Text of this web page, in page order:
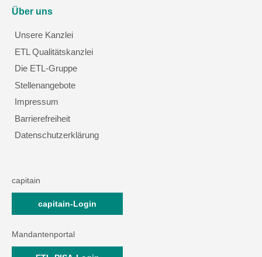
Über uns
Unsere Kanzlei
ETL Qualitätskanzlei
Die ETL-Gruppe
Stellenangebote
Impressum
Barrierefreiheit
Datenschutzerklärung
capitain
capitain-Login
Mandantenportal